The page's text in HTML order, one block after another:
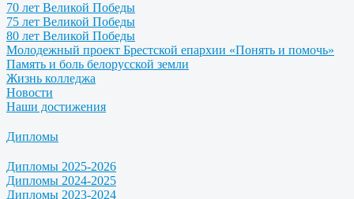
70 лет Великой Победы
75 лет Великой Победы
80 лет Великой Победы
Молодежный проект Брестской епархии «Понять и помочь»
Память и боль белорусской земли
Жизнь колледжа
Новости
Наши достижения
Дипломы
Дипломы 2025-2026
Дипломы 2024-2025
Дипломы 2023-2024